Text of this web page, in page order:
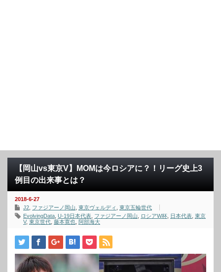
【岡山vs東京V】MOMは今ロシアに？！リーグ史上3
例目の出来事とは？
2018-6-27
J2 ファジアーノ岡山 東京ヴェルディ
東京五輪世代
EvolvingData U-19日本代表 ファジアーノ岡山 ロシアW杯 日本代表 東京
V, 東京世代 藤本寛也 阿部海大